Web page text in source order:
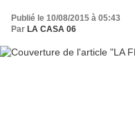
Publié le 10/08/2015 à 05:43
Par LA CASA 06